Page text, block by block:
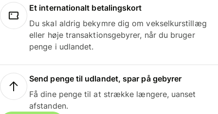
Et internationalt betalingskort
Du skal aldrig bekymre dig om vekselkurstillæg
eller høje transaktionsgebyrer, når du bruger
penge i udlandet.
Send penge til udlandet, spar på gebyrer
Få dine penge til at strække længere, uanset
afstanden.